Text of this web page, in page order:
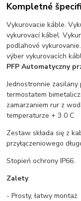
Kompletné
Vykurovacie káble.
vykurovací kábel.
podlahové
výber vykurovacích
PFP Automatyczny
Jednostronnie
termostatem
zamarzaniem rur z
temperaturze + 3 0 C
Zestaw składa się z
przyłączeniowego
Stopień ochrony IP66.
Zalety
- Prosty, łatwy montaż